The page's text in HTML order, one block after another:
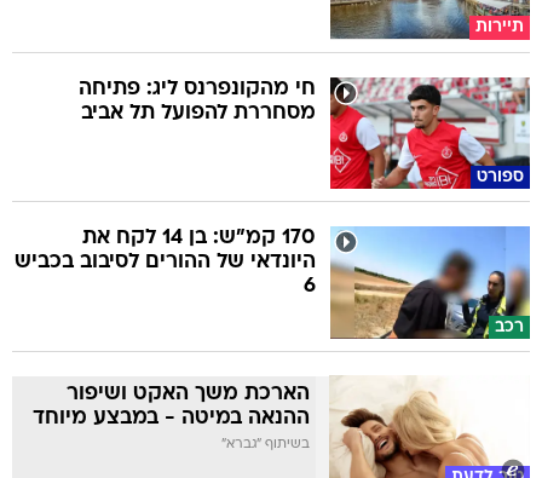
תיירות
ספורט
חי מהקונפרנס ליג: פתיחה
מסחררת להפועל תל אביב
רכב
170 קמ"ש: בן 14 לקח את
היונדאי של ההורים לסיבוב בכביש
6
הארכת משך האקט ושיפור
ההנאה במיטה - במבצע מיוחד
בשיתוף "גברא"